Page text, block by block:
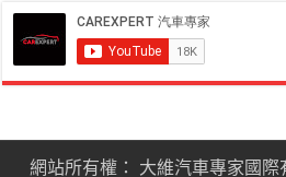
網站所有權： 大維汽車專家國際